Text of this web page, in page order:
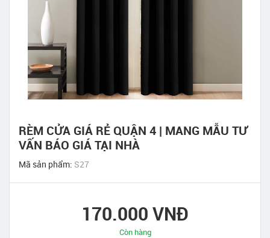
RÈM CỬA GIÁ RẺ QUẬN 4 | MANG MẪU TƯ
VẤN BÁO GIÁ TẠI NHÀ
Mã sản phẩm: S27
170.000 VNĐ
Còn hàng